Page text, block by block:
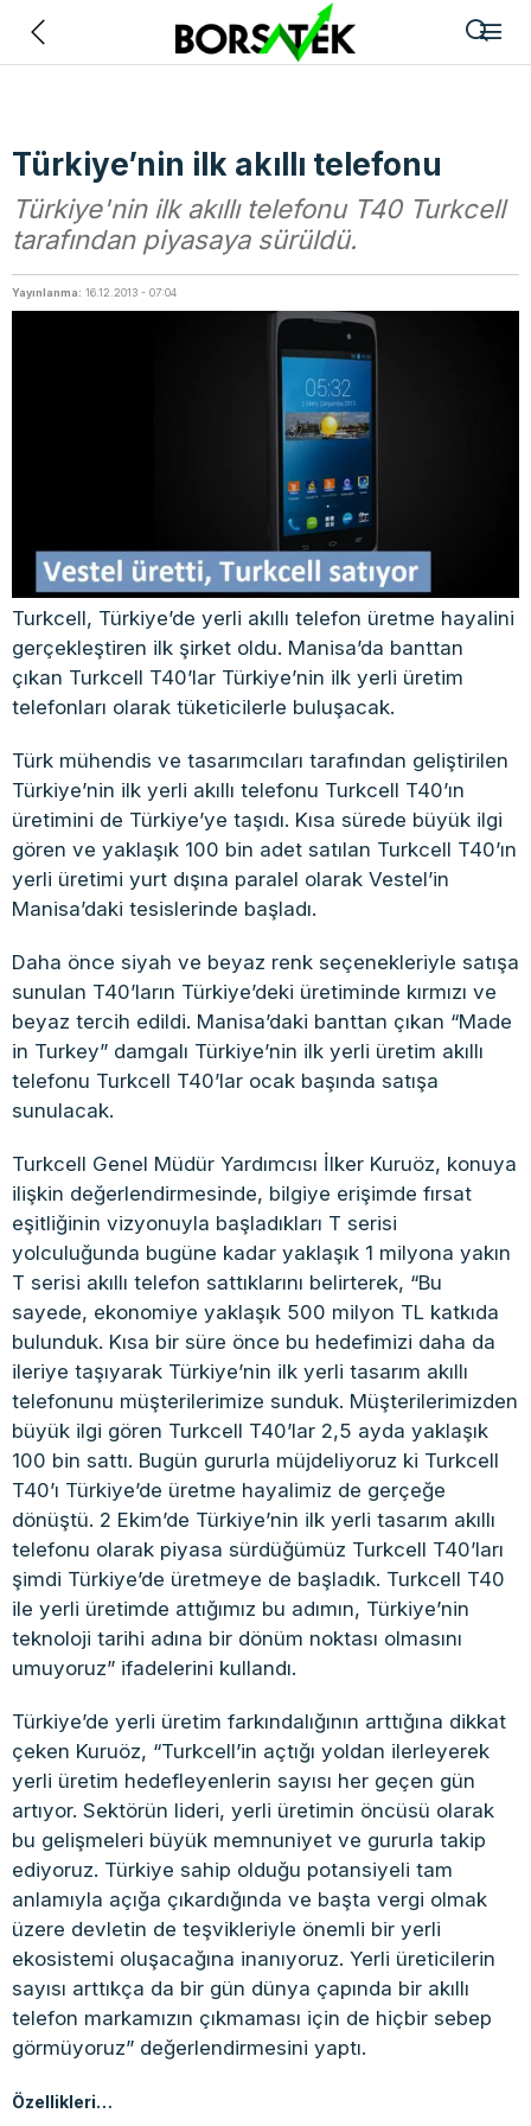
Türkiye’nin ilk akıllı telefonu
Türkiye'nin ilk akıllı telefonu T40 Turkcell
tarafından piyasaya sürüldü.
Yayınlanma: 16.12.2013 - 07:04
Turkcell, Türkiye’de yerli akıllı telefon üretme hayalini
gerçekleştiren ilk şirket oldu. Manisa’da banttan
çıkan Turkcell T40’lar Türkiye’nin ilk yerli üretim
telefonları olarak tüketicilerle buluşacak.
Türk mühendis ve tasarımcıları tarafından geliştirilen
Türkiye’nin ilk yerli akıllı telefonu Turkcell T40’ın
üretimini de Türkiye’ye taşıdı. Kısa sürede büyük ilgi
gören ve yaklaşık 100 bin adet satılan Turkcell T40’ın
yerli üretimi yurt dışına paralel olarak Vestel’in
Manisa’daki tesislerinde başladı.
Daha önce siyah ve beyaz renk seçenekleriyle satışa
sunulan T40’ların Türkiye’deki üretiminde kırmızı ve
beyaz tercih edildi. Manisa’daki banttan çıkan “Made
in Turkey” damgalı Türkiye’nin ilk yerli üretim akıllı
telefonu Turkcell T40’lar ocak başında satışa
sunulacak.
Turkcell Genel Müdür Yardımcısı İlker Kuruöz, konuya
ilişkin değerlendirmesinde, bilgiye erişimde fırsat
eşitliğinin vizyonuyla başladıkları T serisi
yolculuğunda bugüne kadar yaklaşık 1 milyona yakın
T serisi akıllı telefon sattıklarını belirterek, “Bu
sayede, ekonomiye yaklaşık 500 milyon TL katkıda
bulunduk. Kısa bir süre önce bu hedefimizi daha da
ileriye taşıyarak Türkiye’nin ilk yerli tasarım akıllı
telefonunu müşterilerimize sunduk. Müşterilerimizden
büyük ilgi gören Turkcell T40’lar 2,5 ayda yaklaşık
100 bin sattı. Bugün gururla müjdeliyoruz ki Turkcell
T40’ı Türkiye’de üretme hayalimiz de gerçeğe
dönüştü. 2 Ekim’de Türkiye’nin ilk yerli tasarım akıllı
telefonu olarak piyasa sürdüğümüz Turkcell T40’ları
şimdi Türkiye’de üretmeye de başladık. Turkcell T40
ile yerli üretimde attığımız bu adımın, Türkiye’nin
teknoloji tarihi adına bir dönüm noktası olmasını
umuyoruz” ifadelerini kullandı.
Türkiye’de yerli üretim farkındalığının arttığına dikkat
çeken Kuruöz, “Turkcell’in açtığı yoldan ilerleyerek
yerli üretim hedefleyenlerin sayısı her geçen gün
artıyor. Sektörün lideri, yerli üretimin öncüsü olarak
bu gelişmeleri büyük memnuniyet ve gururla takip
ediyoruz. Türkiye sahip olduğu potansiyeli tam
anlamıyla açığa çıkardığında ve başta vergi olmak
üzere devletin de teşvikleriyle önemli bir yerli
ekosistemi oluşacağına inanıyoruz. Yerli üreticilerin
sayısı arttıkça da bir gün dünya çapında bir akıllı
telefon markamızın çıkmaması için de hiçbir sebep
görmüyoruz” değerlendirmesini yaptı.
Özellikleri…